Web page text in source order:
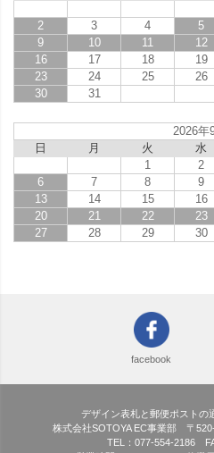
2
3 4 5
9
10 11 12
16
17 18 19
23
24 25 26
30
31
2026年
日
月 火 水
1
2
6
7 8 9
13
14 15 16
20
21 22 23
27
28 29 30
facebook
デザイン表札と郵便ポストの
株式会社SOTOYA EC事業部 〒
TEL：077-554-2186